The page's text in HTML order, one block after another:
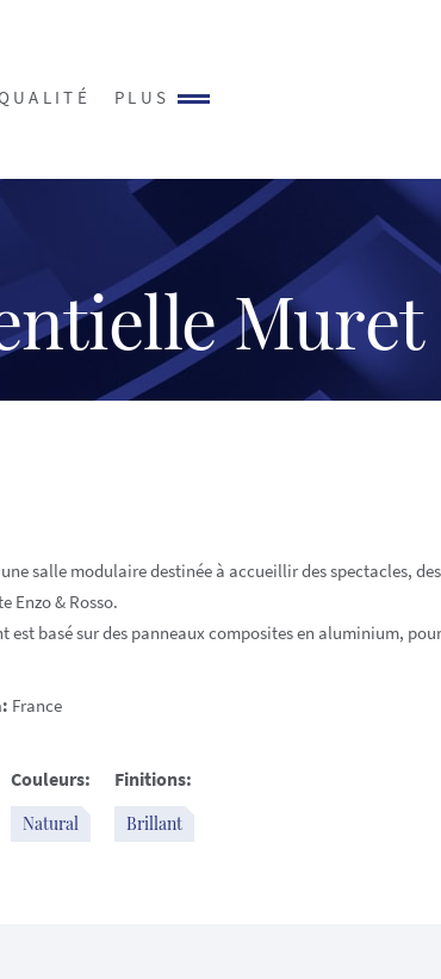
PLUS
Muret
salle modulaire destinée à accueillir des spectacles,
Enzo & Rosso.
est basé sur des panneaux composites en aluminium,
France
Couleurs:
Natural
Finitions:
Brillant